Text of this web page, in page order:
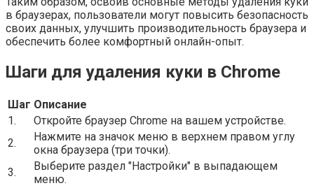
в браузерах, пользователи могут повысить безопасность
своих данных, улучшить производительность браузера и
обеспечить более комфортный онлайн-опыт.
Шаги для удаления куки в Chrome
Шаг Описание
1.
Откройте браузер Chrome на вашем устройстве.
2.
Нажмите на значок меню в верхнем правом углу
окна браузера (три точки).
3.
Выберите раздел "Настройки" в выпадающем
меню.